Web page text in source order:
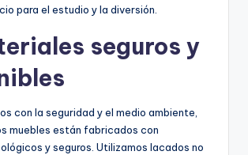
para el estudio y la diversión.
seguros y
con la seguridad y el medio ambiente,
muebles están fabricados con
y seguros. Utilizamos lacados no